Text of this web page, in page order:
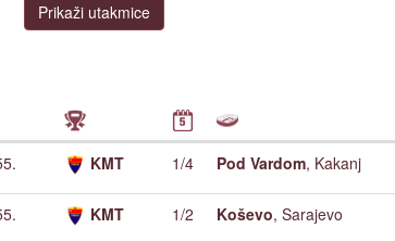
Prikaži utakmice
KMT 1/4 Pod Vardom, Kakanj
KMT 1/2 Koševo, Sarajevo